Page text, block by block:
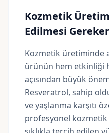
Kozmetik
Edilmesi
Kozmetik üretiminde
ürünün hem etkinliği
açısından büyük
Resveratrol, sahip
ve yaşlanma karşıtı
profesyonel